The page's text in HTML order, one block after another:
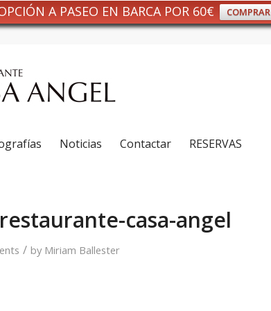
A PASEO EN BARCA POR 60€ COMPRAR
Noticias Contactar RESERVAS
casa-angel
/ by Miriam Ballester